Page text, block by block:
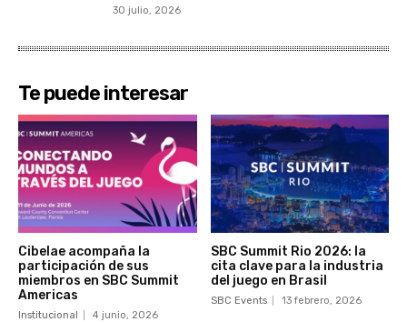
30 julio, 2026
Te puede interesar
Cibelae acompaña la
participación de sus
miembros en SBC Summit
Americas
Institucional 4 junio, 2026
SBC Summit Rio 2026: la
cita clave para la industria
del juego en Brasil
SBC Events 13 febrero, 2026